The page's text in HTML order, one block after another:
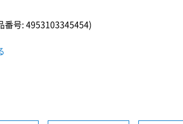
号: 4953103345454)